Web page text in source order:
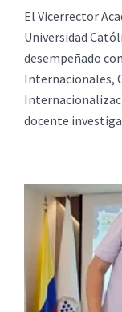
El Vicerrector
Universidad
desempeñado
Internacionales,
docente